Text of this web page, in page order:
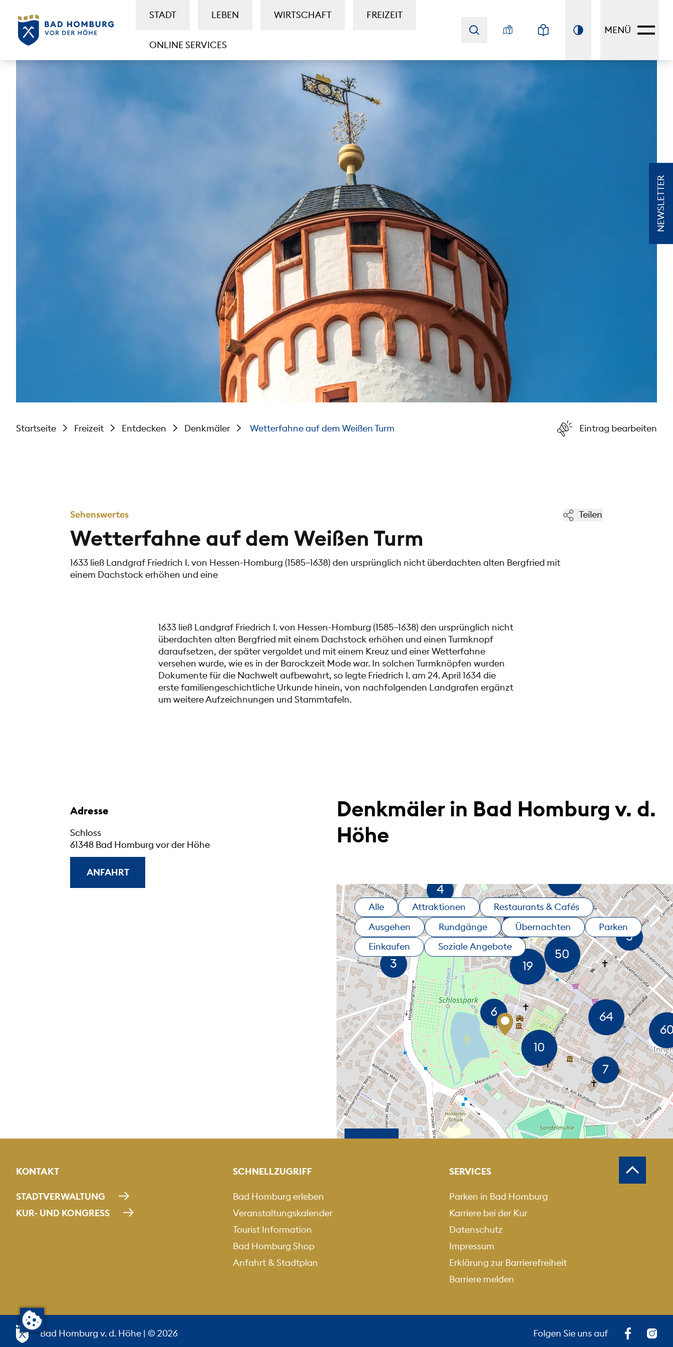
STADT LEBEN WIRTSCHAFT FREIZEIT
ONLINE SERVICES
MENÜ
Startseite Freizeit Entdecken Denkmäler Wetterfahne auf dem Weißen Turm Eintrag bearbeiten
NEWSLETTER
Sehenswertes
Wetterfahne auf dem Weißen Turm
1633 ließ Landgraf Friedrich I. von Hessen-Homburg (1585–1638) den ursprünglich nicht überdachten alten Bergfried mit
einem Dachstock erhöhen und eine
Teilen
1633 ließ Landgraf Friedrich I. von Hessen-Homburg (1585–1638) den ursprünglich nicht
überdachten alten Bergfried mit einem Dachstock erhöhen und einen Turmknopf
daraufsetzen, der später vergoldet und mit einem Kreuz und einer Wetterfahne
versehen wurde, wie es in der Barockzeit Mode war. In solchen Turmknöpfen wurden
Dokumente für die Nachwelt aufbewahrt, so legte Friedrich I. am 24. April 1634 die
erste familiengeschichtliche Urkunde hinein, von nachfolgenden Landgrafen ergänzt
um weitere Aufzeichnungen und Stammtafeln.
Adresse
Schloss
61348 Bad Homburg vor der Höhe
ANFAHRT
Denkmäler in Bad Homburg v. d.
Höhe
Alle Attraktionen
Restaurants & Cafés
Ausgehen
Rundgänge Übernachten
Parken
Einkaufen
Soziale Angebote
+KARTE HEREINZOOMEN
-KARTE HERAUSZOOMEN
KONTAKT
STADTVERWALTUNG
KUR- UND KONGRESS
SCHNELLZUGRIFF
Bad Homburg erleben
Veranstaltungskalender
Tourist Information
Bad Homburg Shop
Anfahrt & Stadtplan
SERVICES
Parken in Bad Homburg
Karriere bei der Kur
Datenschutz
Impressum
Erklärung zur Barrierefreiheit
Barriere melden
Bad Homburg v. d. Höhe | © 2026 Folgen Sie uns auf